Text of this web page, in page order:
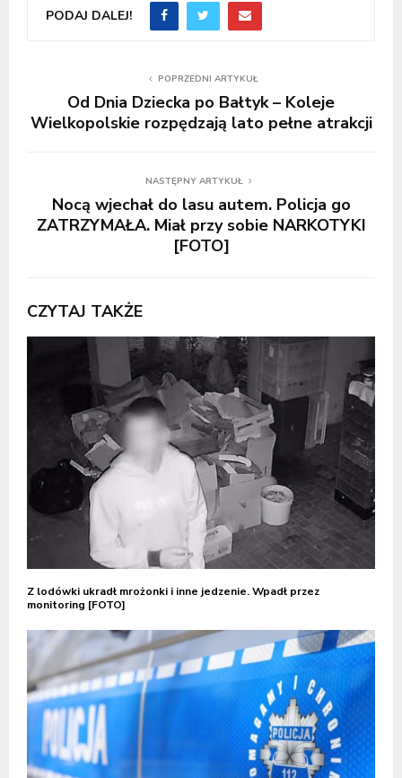
PODAJ DALEJ!
POPRZEDNI ARTYKUŁ
Od Dnia Dziecka po Bałtyk – Koleje
Wielkopolskie rozpędzają lato pełne atrakcji
NASTĘPNY ARTYKUŁ
Nocą wjechał do lasu autem. Policja go
ZATRZYMAŁA. Miał przy sobie NARKOTYKI
[FOTO]
CZYTAJ TAKŻE
Z lodówki ukradł mrożonki i inne jedzenie. Wpadł przez
monitoring [FOTO]